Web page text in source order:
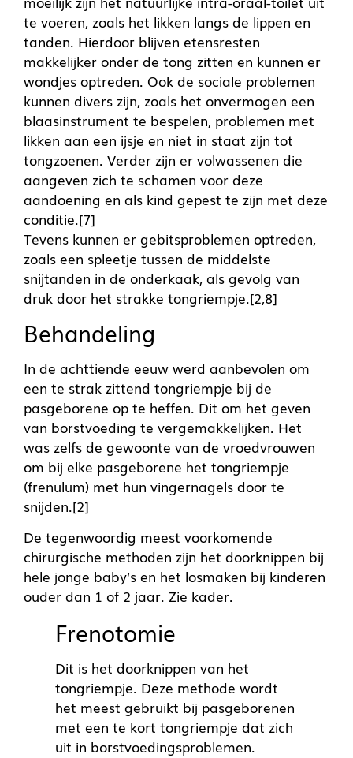
te voeren, zoals het likken langs de lippen en
tanden. Hierdoor blijven etensresten
makkelijker onder de tong zitten en kunnen er
wondjes optreden. Ook de sociale problemen
kunnen divers zijn, zoals het onvermogen een
blaasinstrument te bespelen, problemen met
likken aan een ijsje en niet in staat zijn tot
tongzoenen. Verder zijn er volwassenen die
aangeven zich te schamen voor deze
aandoening en als kind gepest te zijn met deze
conditie.[7]
Tevens kunnen er gebitsproblemen optreden,
zoals een spleetje tussen de middelste
snijtanden in de onderkaak, als gevolg van
druk door het strakke tongriempje.[2,8]
Behandeling
In de achttiende eeuw werd aanbevolen om
een te strak zittend tongriempje bij de
pasgeborene op te heffen. Dit om het geven
van borstvoeding te vergemakkelijken. Het
was zelfs de gewoonte van de vroedvrouwen
om bij elke pasgeborene het tongriempje
(frenulum) met hun vingernagels door te
snijden.[2]
De tegenwoordig meest voorkomende
chirurgische methoden zijn het doorknippen bij
hele jonge baby’s en het losmaken bij kinderen
ouder dan 1 of 2 jaar. Zie kader.
Frenotomie
Dit is het doorknippen van het
tongriempje. Deze methode wordt
het meest gebruikt bij pasgeborenen
met een te kort tongriempje dat zich
uit in borstvoedingsproblemen.